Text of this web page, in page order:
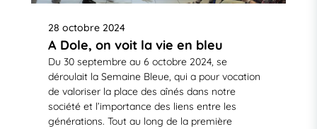
28 octobre 2024
A Dole, on voit la vie en bleu
Du 30 septembre au 6 octobre 2024, se
déroulait la Semaine Bleue, qui a pour vocation
de valoriser la place des aînés dans notre
société et l’importance des liens entre les
générations. Tout au long de la première